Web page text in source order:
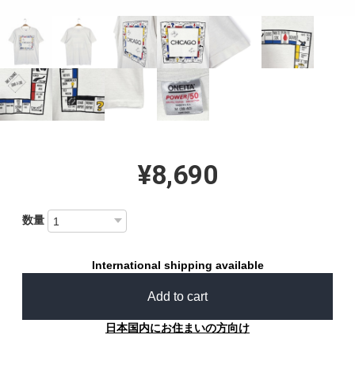
¥8,690
数量
International shipping available
Add to cart
日本国内にお住まいの方向け